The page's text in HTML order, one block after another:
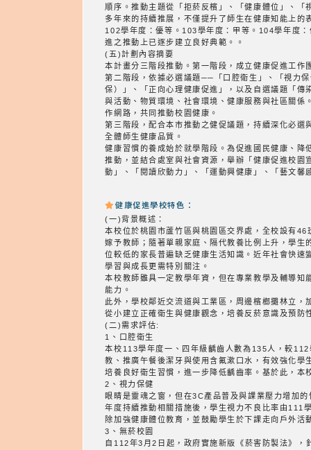
順序。推動主題從「拒菸反檳」、「健康體位」、
多年來的持續推展，不僅提升了師生在健康知能上
102學年度：優等。103學年度：甲等。104學年度
進之推動上已逐步建立良好典範。。
(五)計劃內容摘要
本計畫分三階段推動。第一階段，成立健康促進工
第二階段，依據必選議題──「口腔衛生」、「視力
保）」、「正向心理健康促進」，以及自選議題「
與活動、物質環境、社會環境、健康服務與社區關
作網路，共同推動校園健康。
第三階段，配合本市推動之健促議題，持續深化必
全體師生健康品質。
健康習慣的養成始於就學階段。為促進國民健康、
推動，並結合處室與社會資源，舉辦「健康促進校
動」、「閱讀欣動力」、「運動興健康」、「藝文
健康促進學校特色：
(一)背景概述：
本校位於桃園市蘆竹區與桃園區交界處，全校設有
嫁予教師；隨著單親家庭、隔代教養比例上升，學
位較低的家長普遍缺乏健康生活知識。近年社會快
學習與成長更需特別關注。
本校教師雖具一定教學年資，但在專業教學及輔導
能力。
此外，學校鄰近交流道與工業區，周邊檳榔攤林立
從小建立正確衛生與健康觀念，培養反菸意識及預
(二)需求評估:
1、口腔衛生
本校113學年度一、四年級齲齒人數為135人，較
教、推廣午餐後潔牙與使用含氟漱口水，有效強化
培養良好衛生習慣，進一步降低齲齒率。基於此，
2、視力保健
眼睛是靈魂之窗，但在3C產品普及與課業壓力增加
年度持續推動相關措施後，學生視力不良比率由
除加強健康體位教育，並鼓勵學生於下課走向戶外
3、無菸校園
自112年3月2日起，政府實施新版《菸害防製法》，